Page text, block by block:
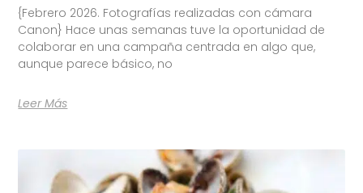
{Febrero 2026. Fotografías realizadas con cámara
Canon} Hace unas semanas tuve la oportunidad de
colaborar en una campaña centrada en algo que,
aunque parece básico, no
Leer Más